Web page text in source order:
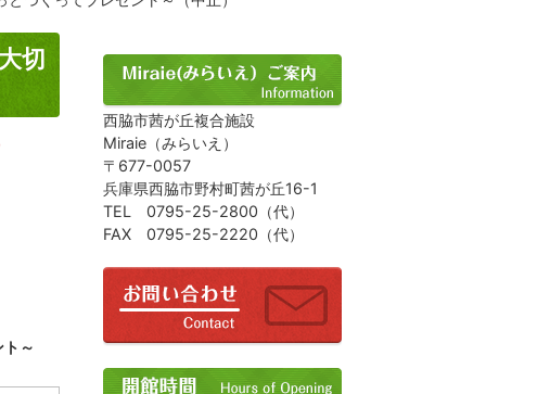
切
～
西脇市茜が丘複合施設
Miraie（みらいえ）
〒677-0057
兵庫県西脇市野村町茜が丘16-1
TEL 0795-25-2800（代）
FAX 0795-25-2220（代）